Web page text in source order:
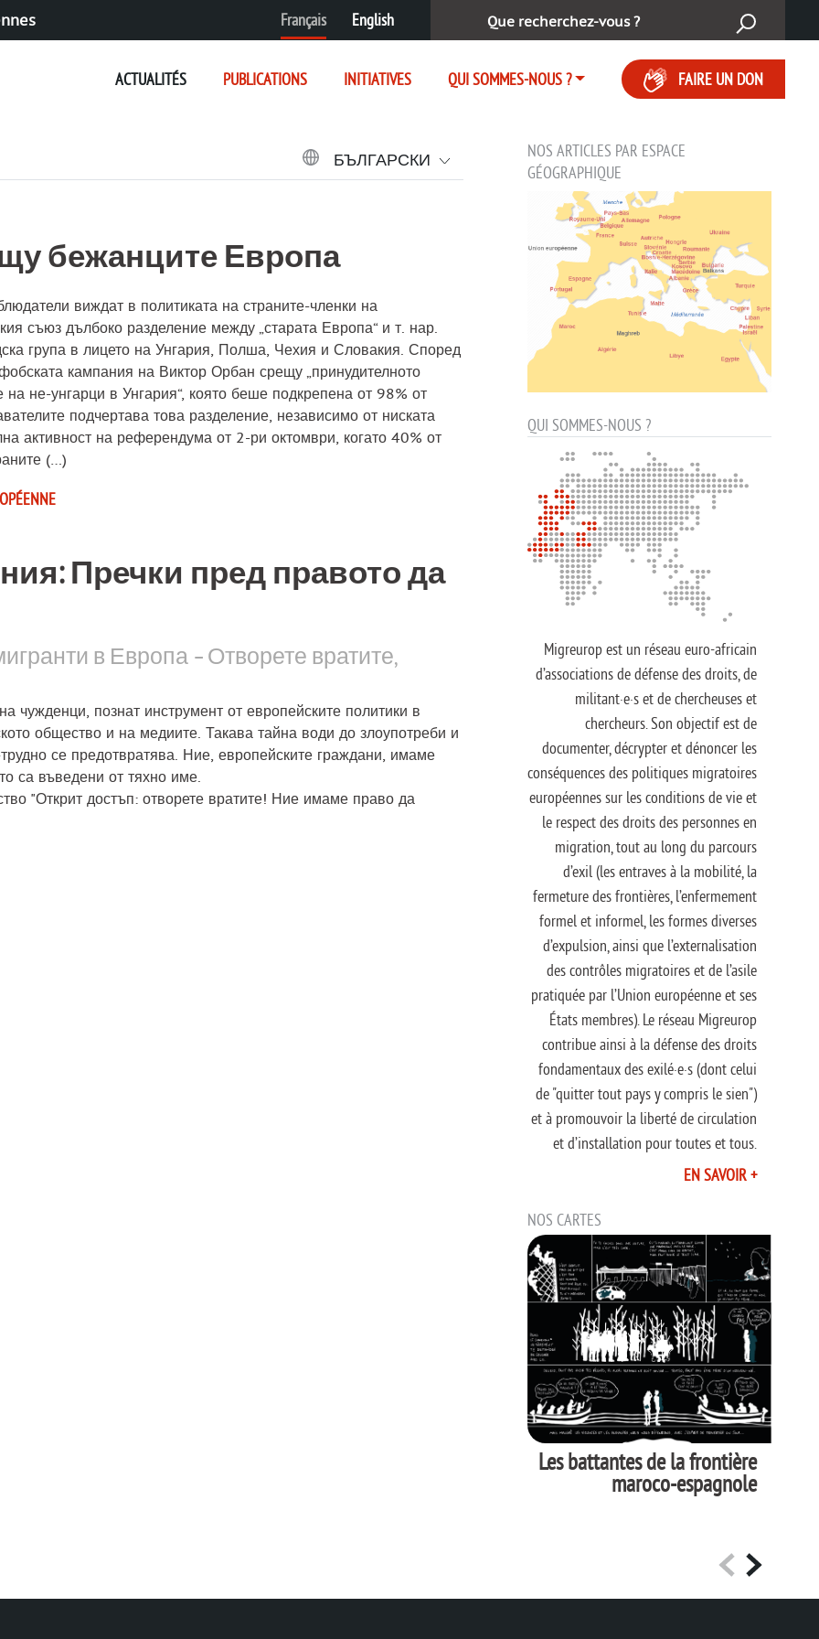
Français English
ACTUALITÉS PUBLICATIONS INITIATIVES QUI SOMMES-NOUS ? FAIRE UN DON
Rechercher :
БЪЛГАРСКИ
бежанците Европа
виждат в политиката на страните-членки на
съюз дълбоко разделение между „старата Европа“ и т. нар.
група в лицето на Унгария, Полша, Чехия и Словакия. Според
кампания на Виктор Орбан срещу „принудителното
на не-унгарци в Унгария“, която беше подкрепена от 98% от
подчертава това разделение, независимо от ниската
активност на референдума от 2-ри октомври, когато 40% от
(…)
Пречки пред правото да
в Европа – Отворете вратите,
чужденци, познат инструмент от европейските политики в
общество и на медиите. Такава тайна води до злоупотреби и
се предотвратява. Ние, европейските граждани, имаме
са въведени от тяхно име.
"Открит достъп: отворете вратите! Ние имаме право да
NOS ARTICLES PAR ESPACE
GÉOGRAPHIQUE
QUI SOMMES-NOUS ?
Migreurop est un réseau euro-africain
d’associations de défense des droits, de
militant·e·s et de chercheuses et
chercheurs. Son objectif est de
documenter, décrypter et dénoncer les
conséquences des politiques migratoires
européennes sur les conditions de vie et
le respect des droits des personnes en
migration, tout au long du parcours
d’exil (les entraves à la mobilité, la
fermeture des frontières, l’enfermement
formel et informel, les formes diverses
d’expulsion, ainsi que l’externalisation
des contrôles migratoires et de l’asile
pratiquée par l’Union européenne et ses
États membres). Le réseau Migreurop
contribue ainsi à la défense des droits
fondamentaux des exilé·e·s (dont celui
de "quitter tout pays y compris le sien")
et à promouvoir la liberté de circulation
et d’installation pour toutes et tous.
EN SAVOIR +
NOS CARTES
Les battantes de la frontière
maroco-espagnole